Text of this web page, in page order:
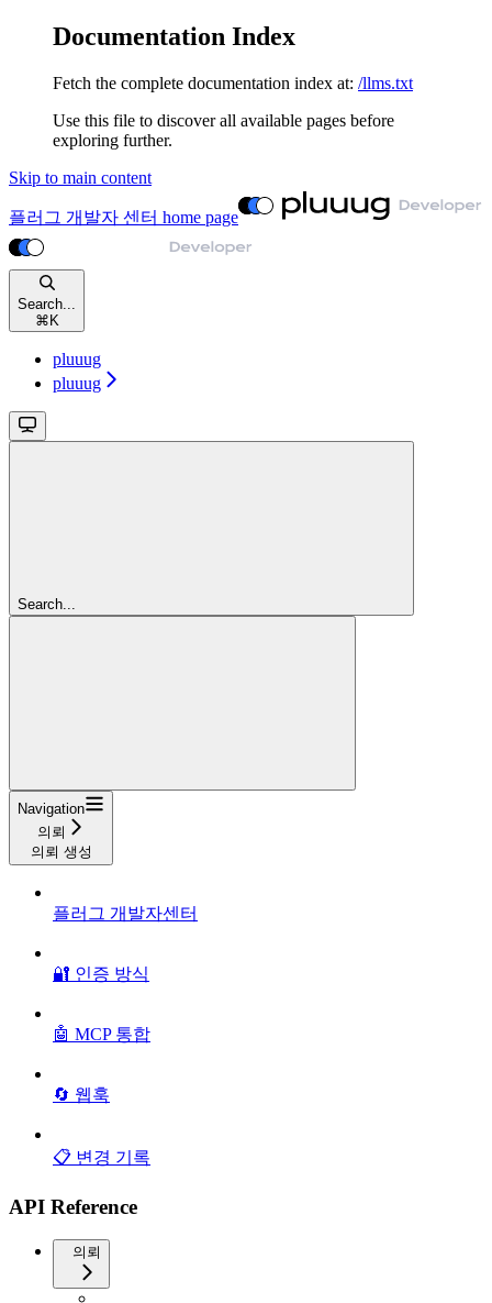
Documentation Index
Fetch the complete documentation index at: /llms.txt
Use this file to discover all available pages before
exploring further.
Skip to main content
플러그 개발자 센터 home page
Search...
⌘ K
pluuug
pluuug
Search...
Navigation
의뢰
의뢰 생성
플러그 개발자센터
🔐 인증 방식
🤖 MCP 통합
🔄 웹훅
📋 변경 기록
API Reference
의뢰